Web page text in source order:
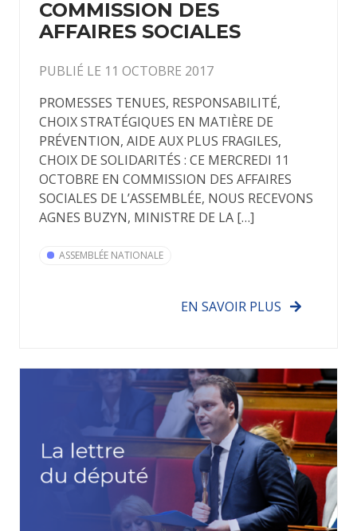
COMMISSION DES
AFFAIRES SOCIALES
PUBLIÉ LE 11 OCTOBRE 2017
PROMESSES TENUES, RESPONSABILITÉ,
CHOIX STRATÉGIQUES EN MATIÈRE DE
PRÉVENTION, AIDE AUX PLUS FRAGILES,
CHOIX DE SOLIDARITÉS : CE MERCREDI 11
OCTOBRE EN COMMISSION DES AFFAIRES
SOCIALES DE L’ASSEMBLÉE, NOUS RECEVONS
AGNES BUZYN, MINISTRE DE LA […]
ASSEMBLÉE NATIONALE
EN SAVOIR PLUS